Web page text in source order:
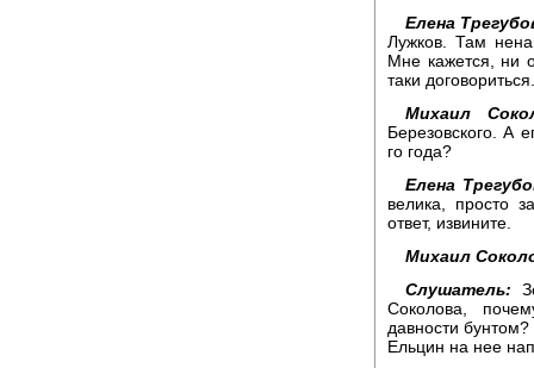
Елена
Лужков. Там
Мне кажется, ни
таки договориться.
Михаил
Березовского. А
го года?
Елена
велика, просто
ответ, извините.
Михаил
Слушатель:
Соколова,
давности
Ельцин на нее